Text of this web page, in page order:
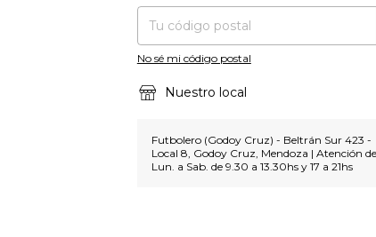
No sé mi código postal
Nuestro local
Futbolero (Godoy Cruz) - Beltrán Sur 423 -
Local 8, Godoy Cruz, Mendoza | Atención de
Lun. a Sab. de 9.30 a 13.30hs y 17 a 21hs